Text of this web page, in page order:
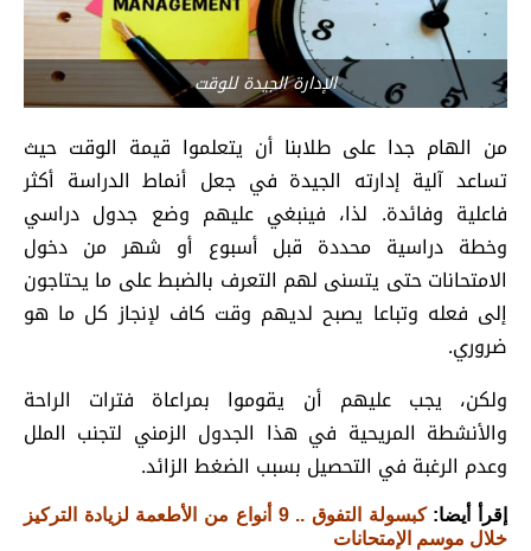
الإدارة الجيدة للوقت
من الهام جدا على طلابنا أن يتعلموا قيمة الوقت حيث
تساعد آلية إدارته الجيدة في جعل أنماط الدراسة أكثر
فاعلية وفائدة. لذا، فينبغي عليهم وضع جدول دراسي
وخطة دراسية محددة قبل أسبوع أو شهر من دخول
الامتحانات حتى يتسنى لهم التعرف بالضبط على ما يحتاجون
إلى فعله وتباعا يصبح لديهم وقت كاف لإنجاز كل ما هو
ضروري.
ولكن، يجب عليهم أن يقوموا بمراعاة فترات الراحة
والأنشطة المريحية في هذا الجدول الزمني لتجنب الملل
وعدم الرغبة في التحصيل بسبب الضغط الزائد.
إقرأ أيضا:
كبسولة التفوق .. 9 أنواع من الأطعمة لزيادة التركيز
خلال موسم الإمتحانات